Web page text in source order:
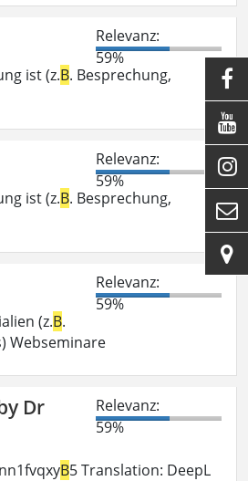
Relevanz:
59%
ist (z.B. Besprechung,
Relevanz:
59%
ist (z.B. Besprechung,
Relevanz:
59%
(z.B.
Webseminare
Dr
Relevanz:
59%
B5 Translation: DeepL




